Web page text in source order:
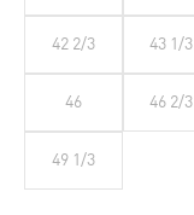
42 2/3 43 1/3
46 46 2/3
49 1/3